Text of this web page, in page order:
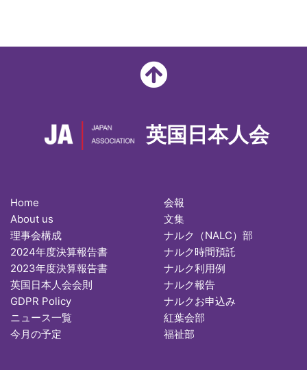
英国日本人会
Home
About us
理事会構成
2024年度決算報告書
2023年度決算報告書
英国日本人会会則
GDPR Policy
ニュース一覧
今月の予定
会報
文集
ナルク（NALC）部
ナルク時間預託
ナルク利用例
ナルク報告
ナルクお申込み
紅葉会部
福祉部